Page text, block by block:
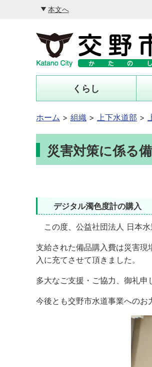
本文へ
くらし
ホーム 組織 上下水道部
災害対策に係る
デジタル濁色度計の購入
この度、公益社団法人 日本水
支給された備品購入費は災害
入に充てさせて頂きました。
多大なご支援・ご協力、御礼申
今後とも交野市水道事業へのお